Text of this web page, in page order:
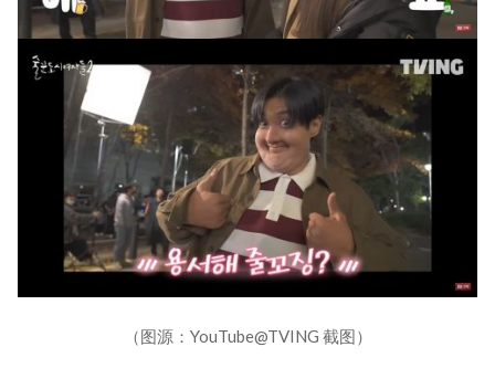
（图源：YouTube@TVING 截图）